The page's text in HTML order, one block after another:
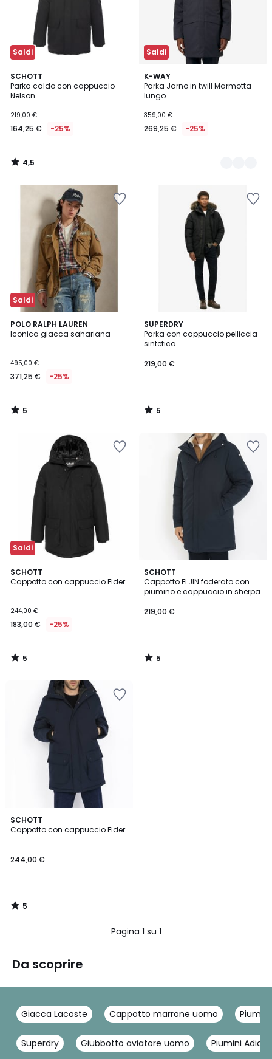
Saldi
SCHOTT
Parka caldo con cappuccio
Nelson
219,00 €
164,25 € -25%
4,5
/ 5
4,5
/
Saldi
K-WAY
Parka Jarno in twill Marmotta
lungo
359,00 €
269,25 € -25%
2
Colori
Saldi
POLO RALPH LAUREN
Iconica giacca sahariana
495,00 €
371,25 € -25%
5
/
5
/
SUPERDRY
Parka con cappuccio pelliccia
sintetica
219,00 €
5
/
5
5
/
Saldi
SCHOTT
Cappotto con cappuccio Elder
244,00 €
183,00 € -25%
5
/
5
/
SCHOTT
Cappotto ELJIN foderato con
piumino e cappuccio in sherpa
219,00 €
5
/
5
5
/
SCHOTT
Cappotto con cappuccio Elder
244,00 €
5
/
5
/
Pagina 1 su 1
Da scoprire
Giacca Lacoste Cappotto marrone uomo
Superdry Giubbotto aviatore uomo Piumini